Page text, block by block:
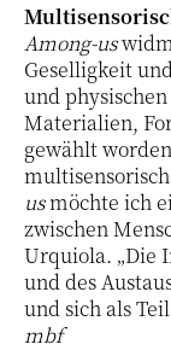
Among-us
Geselligkeit
und
Materialien,
gewählt
usmöchte ich
zwischen
Urquiola. „Die
und des
und sich als
mbf